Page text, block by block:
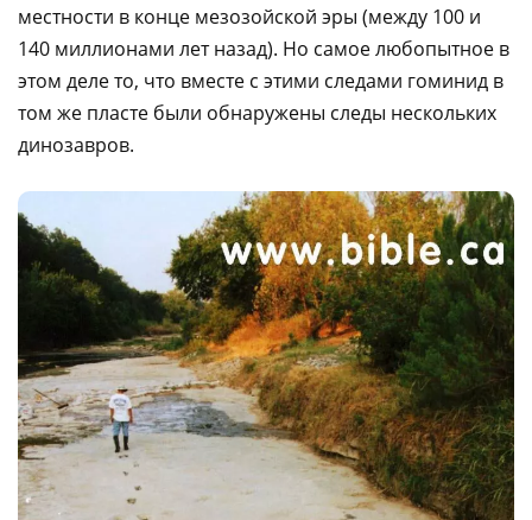
местности в конце мезозойской эры (между 100 и
140 миллионами лет назад). Но самое любопытное в
этом деле то, что вместе с этими следами гоминид в
том же пласте были обнаружены следы нескольких
динозавров.